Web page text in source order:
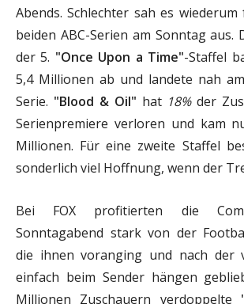
Abends. Schlechter sah es
beiden ABC-Serien am Sonntag aus.
der 5. "Once Upon a Time"-Staffel
5,4 Millionen ab und landete nah
Serie. "Blood & Oil" hat 18%der
Serienpremiere verloren und kam
Millionen. Für eine zweite Staffel
sonderlich viel Hoffnung, wenn der
Bei FOX profitierten die
Sonntagabend stark von der
die ihnen voranging und nach der
einfach beim Sender hängen
Millionen Zuschauern verdoppelte